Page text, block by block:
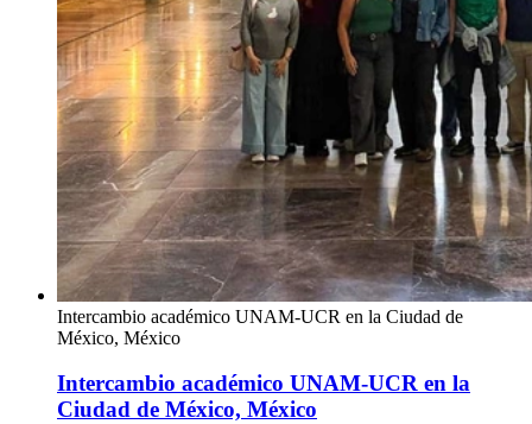
Intercambio académico UNAM-UCR en la Ciudad de
México, México
Intercambio académico UNAM-UCR en la
Ciudad de México, México